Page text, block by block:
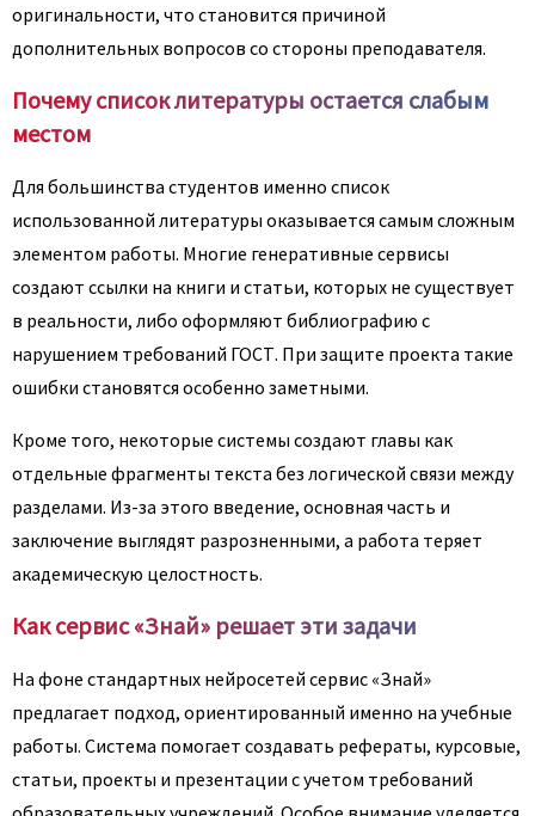
оригинальности, что становится причиной
дополнительных вопросов со стороны преподавателя.
Почему список литературы остается слабым
местом
Для большинства студентов именно список
использованной литературы оказывается самым сложным
элементом работы. Многие генеративные сервисы
создают ссылки на книги и статьи, которых не существует
в реальности, либо оформляют библиографию с
нарушением требований ГОСТ. При защите проекта такие
ошибки становятся особенно заметными.
Кроме того, некоторые системы создают главы как
отдельные фрагменты текста без логической связи между
разделами. Из-за этого введение, основная часть и
заключение выглядят разрозненными, а работа теряет
академическую целостность.
Как сервис «Знай» решает эти задачи
На фоне стандартных нейросетей сервис «Знай»
предлагает подход, ориентированный именно на учебные
работы. Система помогает создавать рефераты, курсовые,
статьи, проекты и презентации с учетом требований